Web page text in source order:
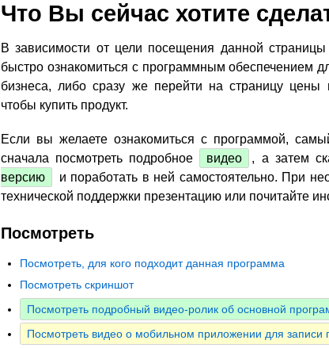
Что Вы сейчас хотите
В зависимости от цели посещения данной
быстро ознакомиться с программным обеспечением
бизнеса, либо сразу же перейти на страницу цены
чтобы купить продукт.
Если вы желаете ознакомиться с программой,
сначала посмотреть подробное
видео , а затем
версию
и поработать в ней самостоятельно. При
технической поддержки презентацию или почитайте
Посмотреть
Посмотреть, для кого подходит данная программа
Посмотреть скриншот
Посмотреть подробный видео-ролик об основной
Посмотреть видео о мобильном приложении для записи